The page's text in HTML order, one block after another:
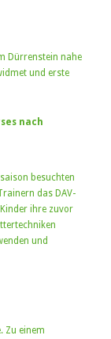
Dürrenstein nahe
und erste
nach
besuchten
das DAV-
ihre zuvor
und
Zu einem